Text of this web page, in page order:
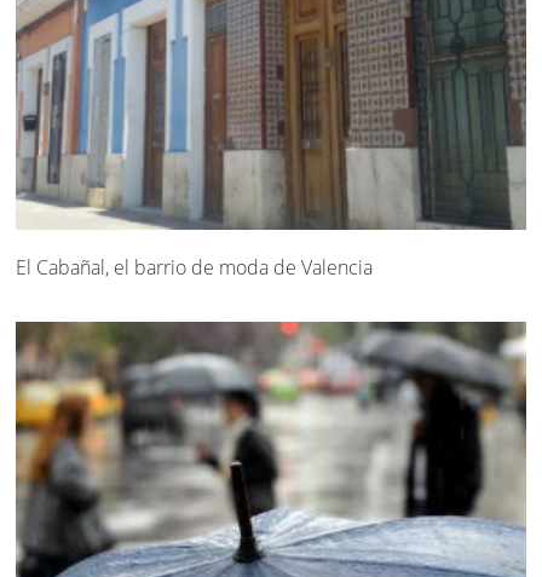
El Cabañal, el barrio de moda de Valencia